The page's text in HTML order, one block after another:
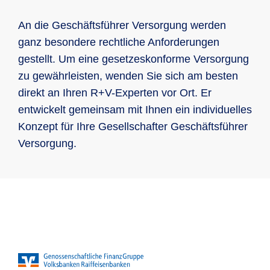
Altersvorsorge
niedrigerem Ertragsanteil versteuert
wertigen Zusatzbausteinen individuell
ergänzt werden
Absicherung der Ehepartner und Kinder
und unbegrenzt mit dem gesamten
Privatvermögen! … auch bei der GmbH
od. bei ehrenamtlicher Tätigkeit! Denn
die sog. „Organhaftung“ (vgl. § 43
GmbHG, 93 AktG, § 34 GenG) ist eine
höchst-persönliche Haftung!
Die richtige Managerhaftung wehr
unberechtigte Ansprüche effektiv ab
An die Geschäftsführer Versorgung werden
ganz besondere rechtliche Anforderungen
gestellt. Um eine gesetzeskonforme Versorgung
zu gewährleisten, wenden Sie sich am besten
direkt an Ihren R+V-Experten vor Ort. Er
entwickelt gemeinsam mit Ihnen ein individuelles
Konzept für Ihre Gesellschafter Geschäftsführer
Versorgung.